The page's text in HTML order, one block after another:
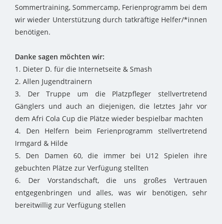
Sommertraining, Sommercamp, Ferienprogramm bei dem
wir wieder Unterstützung durch tatkräftige Helfer/*innen
benötigen.
Danke sagen möchten wir:
1. Dieter D. für die Internetseite & Smash
2. Allen Jugendtrainern
3. Der Truppe um die Platzpfleger stellvertretend
Gänglers und auch an diejenigen, die letztes Jahr vor
dem Afri Cola Cup die Plätze wieder bespielbar machten
4. Den Helfern beim Ferienprogramm stellvertretend
Irmgard & Hilde
5. Den Damen 60, die immer bei U12 Spielen ihre
gebuchten Plätze zur Verfügung stellten
6. Der Vorstandschaft, die uns großes Vertrauen
entgegenbringen und alles, was wir benötigen, sehr
bereitwillig zur Verfügung stellen